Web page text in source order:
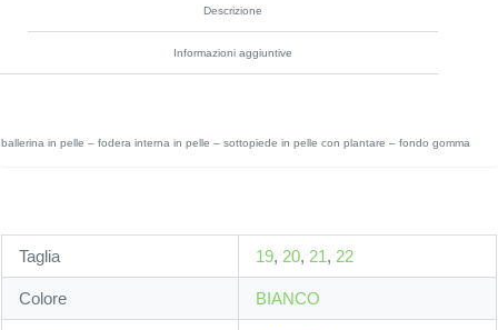
Descrizione
Informazioni aggiuntive
ballerina in pelle – fodera interna in pelle – sottopiede in pelle con plantare – fondo gomma
Taglia 19, 20, 21, 22
Colore BIANCO